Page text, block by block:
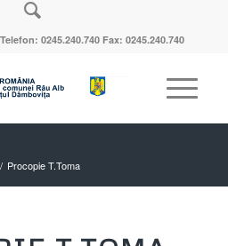
0245.240.740 Fax: 0245.240.740
/ Procopie T.Toma